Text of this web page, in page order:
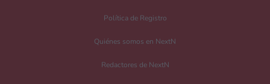
Política de Registro
Quiénes somos en NextN
Redactores de NextN